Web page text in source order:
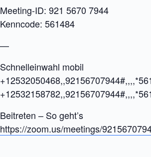
Meeting-ID: 921 5670 7944
Kenncode: 561484
—
Schnelleinwahl mobil
Beitreten – So geht’s
https://zoom.us/meetings/